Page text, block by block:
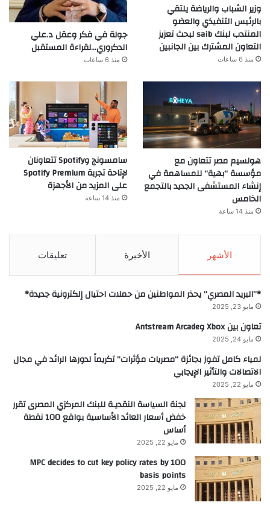
وزير الشباب والرياضة يلتقي
بالرئيس التنفيذي والعضو
المنتدب لبنك saib لبحث تعزيز
التعاون المشترك بين الجانبين
منذ 6 ساعات
جولة في فكر وعقل د.علي
الدكروري…لقراءة المستقبل
منذ 6 ساعات
هولسيم مصر تتعاون مع
مؤسسة “بهية” للمساهمة في
إنشاء المستشفى الجديد بالتجمع
الخامس
منذ 14 ساعة
سامسونج وSpotify تتعاونان
لإتاحة تجربة Spotify Premium
على المزيد من الأجهزة
منذ 14 ساعة
الأشهر الأخيرة تعليقات
*”البريد المصري” يحذر المواطنين من حملات احتيال إلكترونية جديدة*
مايو 23, 2025
تعاون بين Xbox وAntstream Arcade
مايو 24, 2025
لمياء كامل تفوز بجائزة “مصريات مؤثرات” تكريماً لدورها الرائد في مجال
الاتصالات والتأثير الإيجابي
مايو 22, 2025
لجنة السياسة النقديـة للبنك المركزي المصرى تقرر
خفض أسعار العائد الأساسية بواقع 100 نقطة
أساس
مايو 22, 2025
MPC decides to cut key policy rates by 100
basis points
مايو 22, 2025